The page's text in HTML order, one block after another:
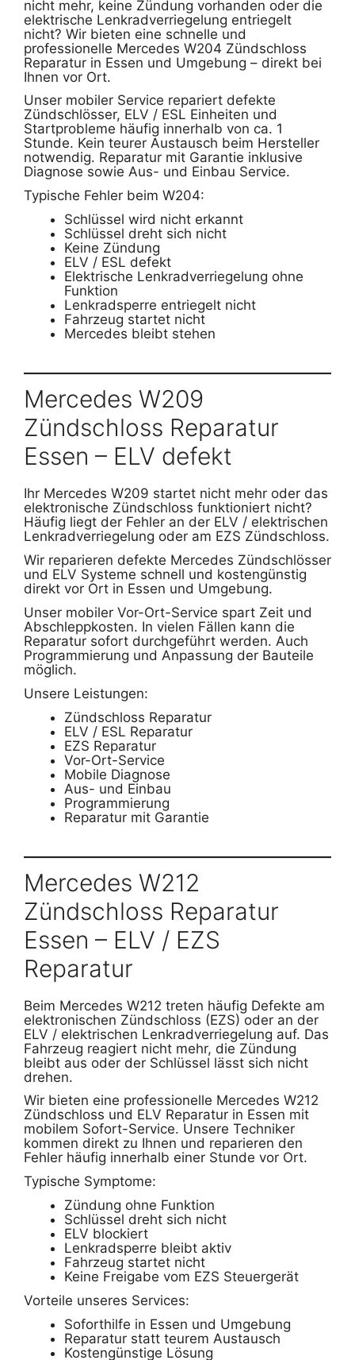
nicht mehr, keine Zündung vorhanden oder die
elektrische Lenkradverriegelung entriegelt
nicht? Wir bieten eine schnelle und
professionelle Mercedes W204 Zündschloss
Reparatur in Essen und Umgebung – direkt bei
Ihnen vor Ort.
Unser mobiler Service repariert defekte
Zündschlösser, ELV / ESL Einheiten und
Startprobleme häufig innerhalb von ca. 1
Stunde. Kein teurer Austausch beim Hersteller
notwendig. Reparatur mit Garantie inklusive
Diagnose sowie Aus- und Einbau Service.
Typische Fehler beim W204:
Schlüssel wird nicht erkannt
Schlüssel dreht sich nicht
Keine Zündung
ELV / ESL defekt
Elektrische Lenkradverriegelung ohne
Funktion
Lenkradsperre entriegelt nicht
Fahrzeug startet nicht
Mercedes bleibt stehen
Mercedes W209
Zündschloss Reparatur
Essen – ELV defekt
Ihr Mercedes W209 startet nicht mehr oder das
elektronische Zündschloss funktioniert nicht?
Häufig liegt der Fehler an der ELV / elektrischen
Lenkradverriegelung oder am EZS Zündschloss.
Wir reparieren defekte Mercedes Zündschlösser
und ELV Systeme schnell und kostengünstig
direkt vor Ort in Essen und Umgebung.
Unser mobiler Vor-Ort-Service spart Zeit und
Abschleppkosten. In vielen Fällen kann die
Reparatur sofort durchgeführt werden. Auch
Programmierung und Anpassung der Bauteile
möglich.
Unsere Leistungen:
Zündschloss Reparatur
ELV / ESL Reparatur
EZS Reparatur
Vor-Ort-Service
Mobile Diagnose
Aus- und Einbau
Programmierung
Reparatur mit Garantie
Mercedes W212
Zündschloss Reparatur
Essen – ELV / EZS
Reparatur
Beim Mercedes W212 treten häufig Defekte am
elektronischen Zündschloss (EZS) oder an der
ELV / elektrischen Lenkradverriegelung auf. Das
Fahrzeug reagiert nicht mehr, die Zündung
bleibt aus oder der Schlüssel lässt sich nicht
drehen.
Wir bieten eine professionelle Mercedes W212
Zündschloss und ELV Reparatur in Essen mit
mobilem Sofort-Service. Unsere Techniker
kommen direkt zu Ihnen und reparieren den
Fehler häufig innerhalb einer Stunde vor Ort.
Typische Symptome:
Zündung ohne Funktion
Schlüssel dreht sich nicht
ELV blockiert
Lenkradsperre bleibt aktiv
Fahrzeug startet nicht
Keine Freigabe vom EZS Steuergerät
Vorteile unseres Services:
Soforthilfe in Essen und Umgebung
Reparatur statt teurem Austausch
Kostengünstige Lösung